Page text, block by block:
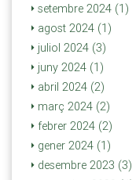
setembre 2024 (1)
agost 2024 (1)
juliol 2024 (3)
juny 2024 (1)
abril 2024 (2)
març 2024 (2)
febrer 2024 (2)
gener 2024 (1)
desembre 2023 (3)